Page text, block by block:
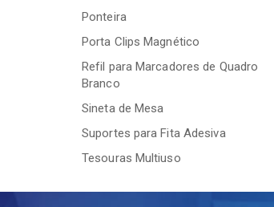
Ponteira
Porta Clips Magnético
Refil para Marcadores de Quadro
Branco
Sineta de Mesa
Suportes para Fita Adesiva
Tesouras Multiuso